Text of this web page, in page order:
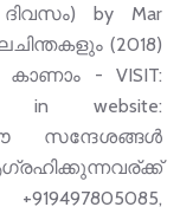
by Mar
(2018)
- VISIT:
it in website:
ഈ സന്ദേശങ്ങള്‍